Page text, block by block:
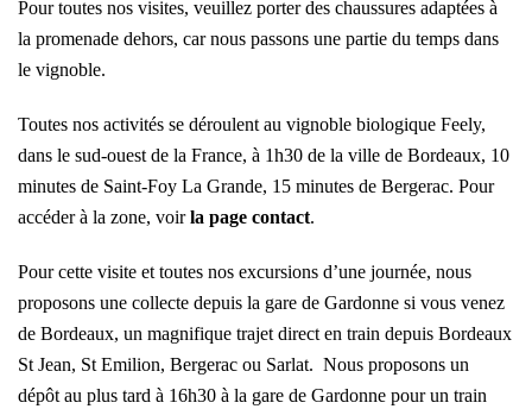
Pour toutes nos visites, veuillez porter des chaussures adaptées à
la promenade dehors, car nous passons une partie du temps dans
le vignoble.
Toutes nos activités se déroulent au vignoble biologique Feely,
dans le sud-ouest de la France, à 1h30 de la ville de Bordeaux, 10
minutes de Saint-Foy La Grande, 15 minutes de Bergerac. Pour
accéder à la zone, voirla page contact.
Pour cette visite et toutes nos excursions d’une journée, nous
proposons une collecte depuis la gare de Gardonne si vous venez
de Bordeaux, un magnifique trajet direct en train depuis Bordeaux
St Jean, St Emilion, Bergerac ou Sarlat. Nous proposons un
dépôt au plus tard à 16h30 à la gare de Gardonne pour un train